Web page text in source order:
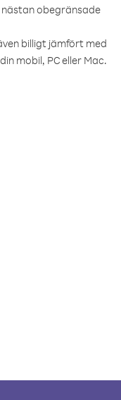
obegränsade
billigt jämfört med
mobil, PC eller Mac.